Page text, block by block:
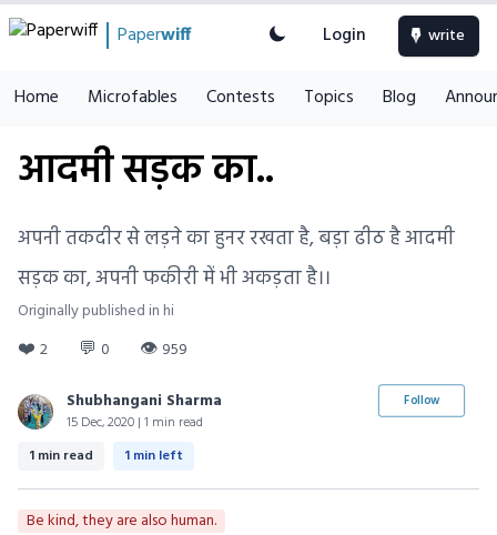
Paperwiff Login write
Home Microfables Contests Topics Blog
आदमी सड़क का..
अपनी तकदीर से लड़ने का हुनर रखता है, बड़ा ढीठ है आदमी
सड़क का, अपनी फकीरी में भी अकड़ता है।।
Originally published in hi
❤️ 2 💬 0 👁 959
Shubhangani Sharma
15 Dec, 2020 | 1 min read
Follow
1 min read 1 min left
Be kind, they are also human.